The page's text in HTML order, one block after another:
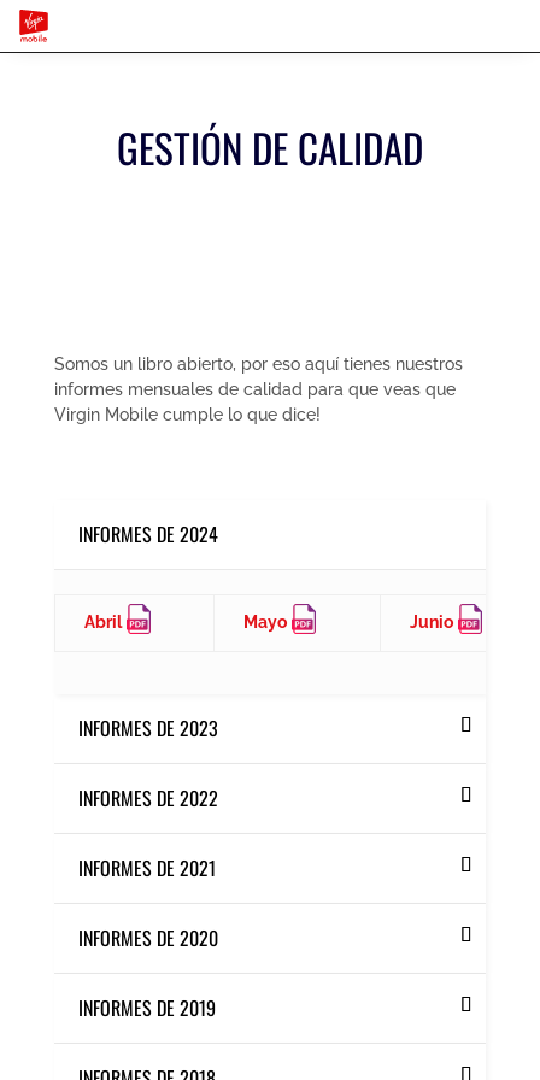
GESTIÓN DE CALIDAD
Somos un libro abierto, por eso aquí tienes nuestros
informes mensuales de calidad para que veas que
Virgin Mobile cumple lo que dice!
INFORMES DE 2024
Abril Mayo Junio
INFORMES DE 2023
INFORMES DE 2022
INFORMES DE 2021
INFORMES DE 2020
INFORMES DE 2019